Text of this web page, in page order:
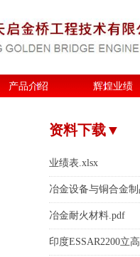
产品介绍 辉煌业绩
资料下载▼
业绩表.xlsx
冶金设备与铜合金
冶金耐火材料.pdf
印度ESSAR2200立